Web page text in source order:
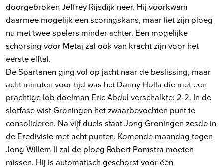
doorgebroken Jeffrey Rijsdijk neer. Hij voorkwam
daarmee mogelijk een scoringskans, maar liet zijn ploeg
nu met twee spelers minder achter. Een mogelijke
schorsing voor Metaj zal ook van kracht zijn voor het
eerste elftal.
De Spartanen ging vol op jacht naar de beslissing, maar
acht minuten voor tijd was het Danny Holla die met een
prachtige lob doelman Eric Abdul verschalkte: 2-2. In de
slotfase wist Groningen het zwaarbevochten punt te
consolideren. Na vijf duels staat Jong Groningen zesde in
de Eredivisie met acht punten. Komende maandag tegen
Jong Willem II zal de ploeg Robert Pomstra moeten
missen. Hij is automatisch geschorst voor één